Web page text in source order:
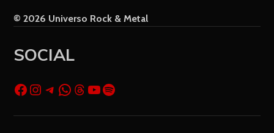
© 2026 Universo Rock & Metal
SOCIAL